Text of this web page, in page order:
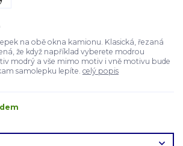
na obě okna kamionu. Klasická, řezaná
že když například vyberete modrou
modrý a vše mimo motiv i vně motivu bude
samolepku lepíte. celý popis